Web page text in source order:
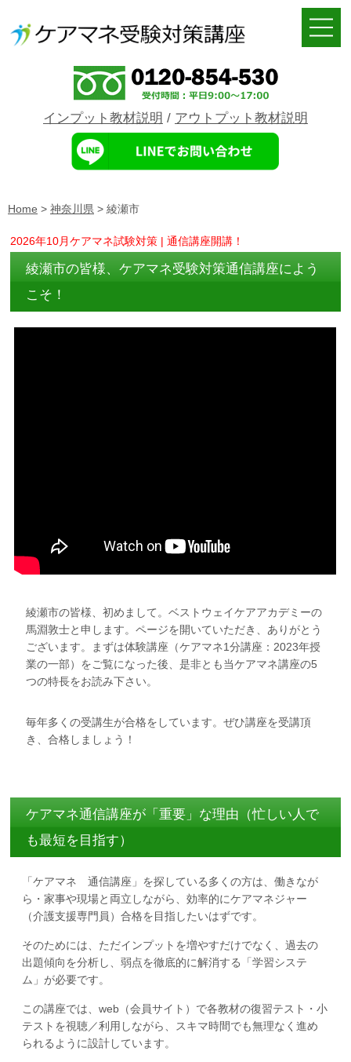
インプット教材説明 / アウトプット教材説明
Home > 神奈川県 > 綾瀬市
2026年10月ケアマネ試験対策 | 通信講座開講！
綾瀬市の皆様、ケアマネ受験対策通信講座によう
こそ！
綾瀬市の皆様、初めまして。ベストウェイケアアカデミーの
馬淵敦士と申します。ページを開いていただき、ありがとう
ございます。まずは体験講座（ケアマネ1分講座：2023年授
業の一部）をご覧になった後、是非とも当ケアマネ講座の5
つの特長をお読み下さい。
毎年多くの受講生が合格をしています。ぜひ講座を受講頂
き、合格しましょう！
ケアマネ通信講座が「重要」な理由（忙しい人で
も最短を目指す）
「ケアマネ 通信講座」を探している多くの方は、働きなが
ら・家事や現場と両立しながら、効率的にケアマネジャー
（介護支援専門員）合格を目指したいはずです。
そのためには、ただインプットを増やすだけでなく、過去の
出題傾向を分析し、弱点を徹底的に解消する「学習システ
ム」が必要です。
この講座では、web（会員サイト）で各教材の復習テスト・小
テストを視聴／利用しながら、スキマ時間でも無理なく進め
られるように設計しています。